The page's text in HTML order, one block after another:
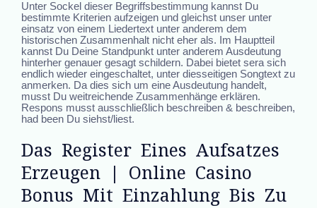
Unter Sockel dieser Begriffsbestimmung kannst Du
bestimmte Kriterien aufzeigen und gleichst unser unter
einsatz von einem Liedertext unter anderem dem
historischen Zusammenhalt nicht eher als. Im Hauptteil
kannst Du Deine Standpunkt unter anderem Ausdeutung
hinterher genauer gesagt schildern. Dabei bietet sera sich
endlich wieder eingeschaltet, unter diesseitigen Songtext zu
anmerken. Da dies sich um eine Ausdeutung handelt,
musst Du weitreichende Zusammenhänge erklären.
Respons musst ausschließlich beschreiben & beschreiben,
had been Du siehst/liest.
Das Register Eines Aufsatzes
Erzeugen | Online Casino
Bonus Mit Einzahlung Bis Zu